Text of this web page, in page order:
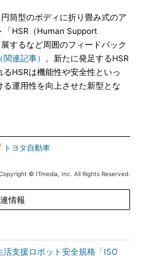
筒型のボディに折り畳み式のア
「HSR（Human Support
するなど周囲のフィードバック
（関連記事）
。新たに発足するHSR
HSRは機能性や安全性といっ
運用性を向上させた新型とな
トヨタ自動車
© ITmedia, Inc. All Rights Reserved.
情報
活支援ロボット安全規格「ISO